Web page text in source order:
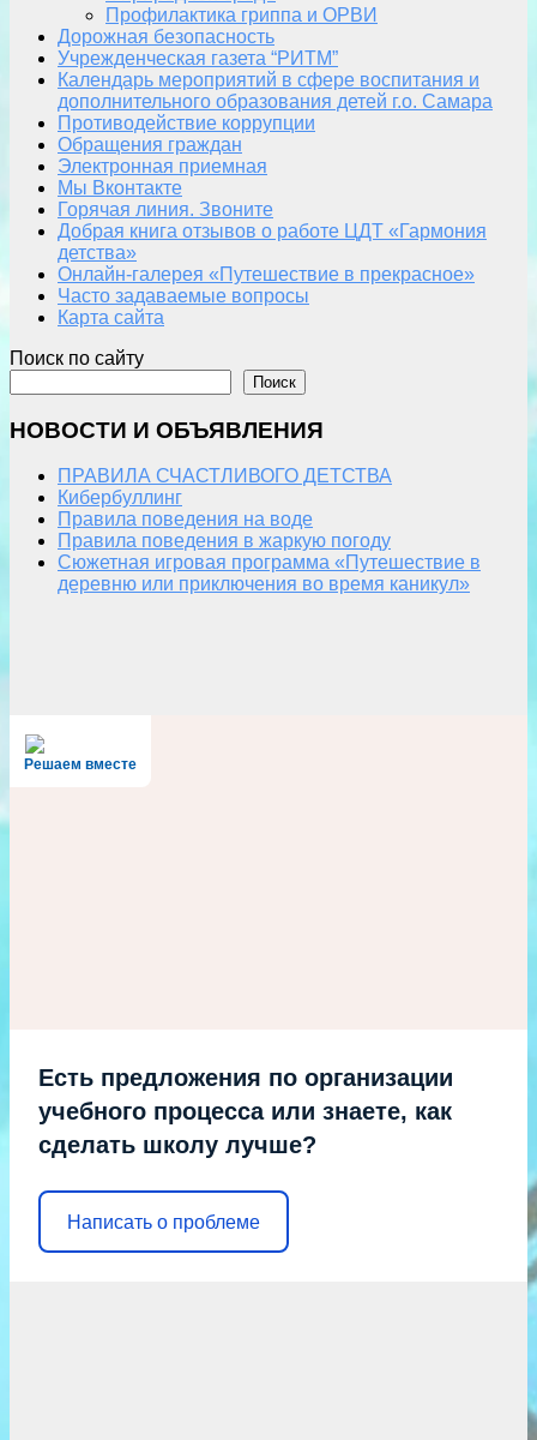
Профилактика гриппа и ОРВИ
Дорожная безопасность
Учрежденческая газета “РИТМ”
Календарь мероприятий в сфере воспитания и
дополнительного образования детей г.о. Самара
Противодействие коррупции
Обращения граждан
Электронная приемная
Мы Вконтакте
Горячая линия. Звоните
Добрая книга отзывов о работе ЦДТ «Гармония
детства»
Онлайн-галерея «Путешествие в прекрасное»
Часто задаваемые вопросы
Карта сайта
Поиск по сайту
Поиск
НОВОСТИ И ОБЪЯВЛЕНИЯ
ПРАВИЛА СЧАСТЛИВОГО ДЕТСТВА
Кибербуллинг
Правила поведения на воде
Правила поведения в жаркую погоду
Сюжетная игровая программа «Путешествие в
деревню или приключения во время каникул»
Решаем вместе
Есть предложения по организации
учебного процесса или знаете, как
сделать школу лучше?
Написать о проблеме